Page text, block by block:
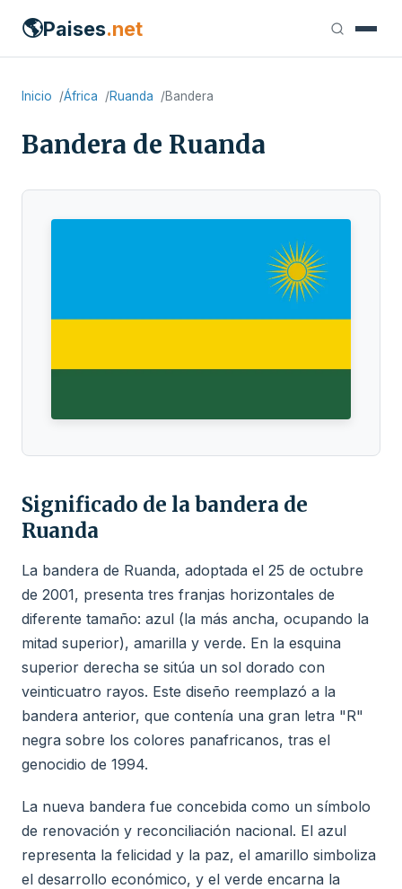
🌎Paises.net
Inicio África Ruanda Bandera
Bandera de Ruanda
Significado de la bandera de
Ruanda
La bandera de Ruanda, adoptada el 25 de octubre
de 2001, presenta tres franjas horizontales de
diferente tamaño: azul (la más ancha, ocupando la
mitad superior), amarilla y verde. En la esquina
superior derecha se sitúa un sol dorado con
veinticuatro rayos. Este diseño reemplazó a la
bandera anterior, que contenía una gran letra "R"
negra sobre los colores panafricanos, tras el
genocidio de 1994.
La nueva bandera fue concebida como un símbolo
de renovación y reconciliación nacional. El azul
representa la felicidad y la paz, el amarillo simboliza
el desarrollo económico, y el verde encarna la